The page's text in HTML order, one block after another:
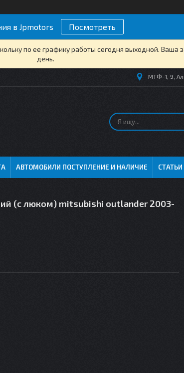
в Jpmotors Посмотреть
по ее графику работы сегодня выходной. Ваша
день.
МТФ-1, 9,
АВТОМОБИЛИ ПОСТУПЛЕНИЕ И НАЛИЧИЕ СТАТЬИ
(с люком) mitsubishi outlander 2003-